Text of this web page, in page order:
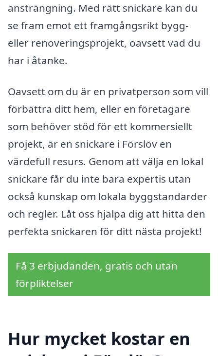
ansträngning. Med rätt snickare kan du
se fram emot ett framgångsrikt bygg-
eller renoveringsprojekt, oavsett vad du
har i åtanke.
Oavsett om du är en privatperson som vill
förbättra ditt hem, eller en företagare
som behöver stöd för ett kommersiellt
projekt, är en snickare i Förslöv en
värdefull resurs. Genom att välja en lokal
snickare får du inte bara expertis utan
också kunskap om lokala byggstandarder
och regler. Låt oss hjälpa dig att hitta den
perfekta snickaren för ditt nästa projekt!
Få 3 erbjudanden, gratis och utan
förpliktelser
Hur mycket kostar en